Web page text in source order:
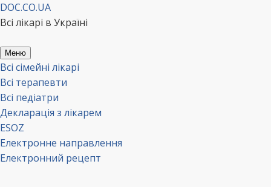
Перейти
до
DOC.CO.UA
Всі лікарі в Україні
Меню
Всі сімейні лікарі
Всі терапевти
Всі педіатри
Декларація з лікарем
ESOZ
Електронне направлення
Електронний рецепт